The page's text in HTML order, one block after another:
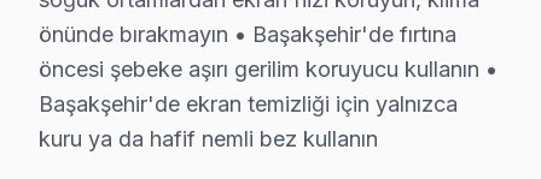
C: Başakşehir'de yazılım ve güç sorunları
S: Başakşehir'de arıza tespiti ücretsiz mi?
C: Evet, Başakşehir'de tamamen ücretsizdir. Teklif
S: Başakşehir'de kapıya servis geliyor mu?
önünde bırakmayın • Başakşehir'de fırtına
öncesi şebeke aşırı gerilim koruyucu kullanın •
Başakşehir'de ekran temizliği için yalnızca
kuru ya da hafif nemli bez kullanın